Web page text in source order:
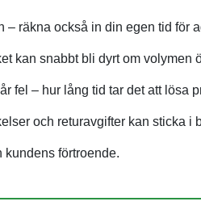
– räkna också in din egen tid för
kan snabbt bli dyrt om volymen
fel – hur lång tid tar det att lösa
och returavgifter kan sticka i
kundens förtroende.